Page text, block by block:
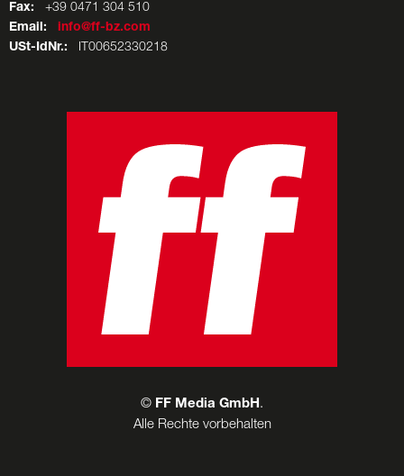
Fax: +39 0471 304 510
Email:
info@ff-bz.com
USt-IdNr.: IT00652330218
© FF Media GmbH.
Alle Rechte vorbehalten